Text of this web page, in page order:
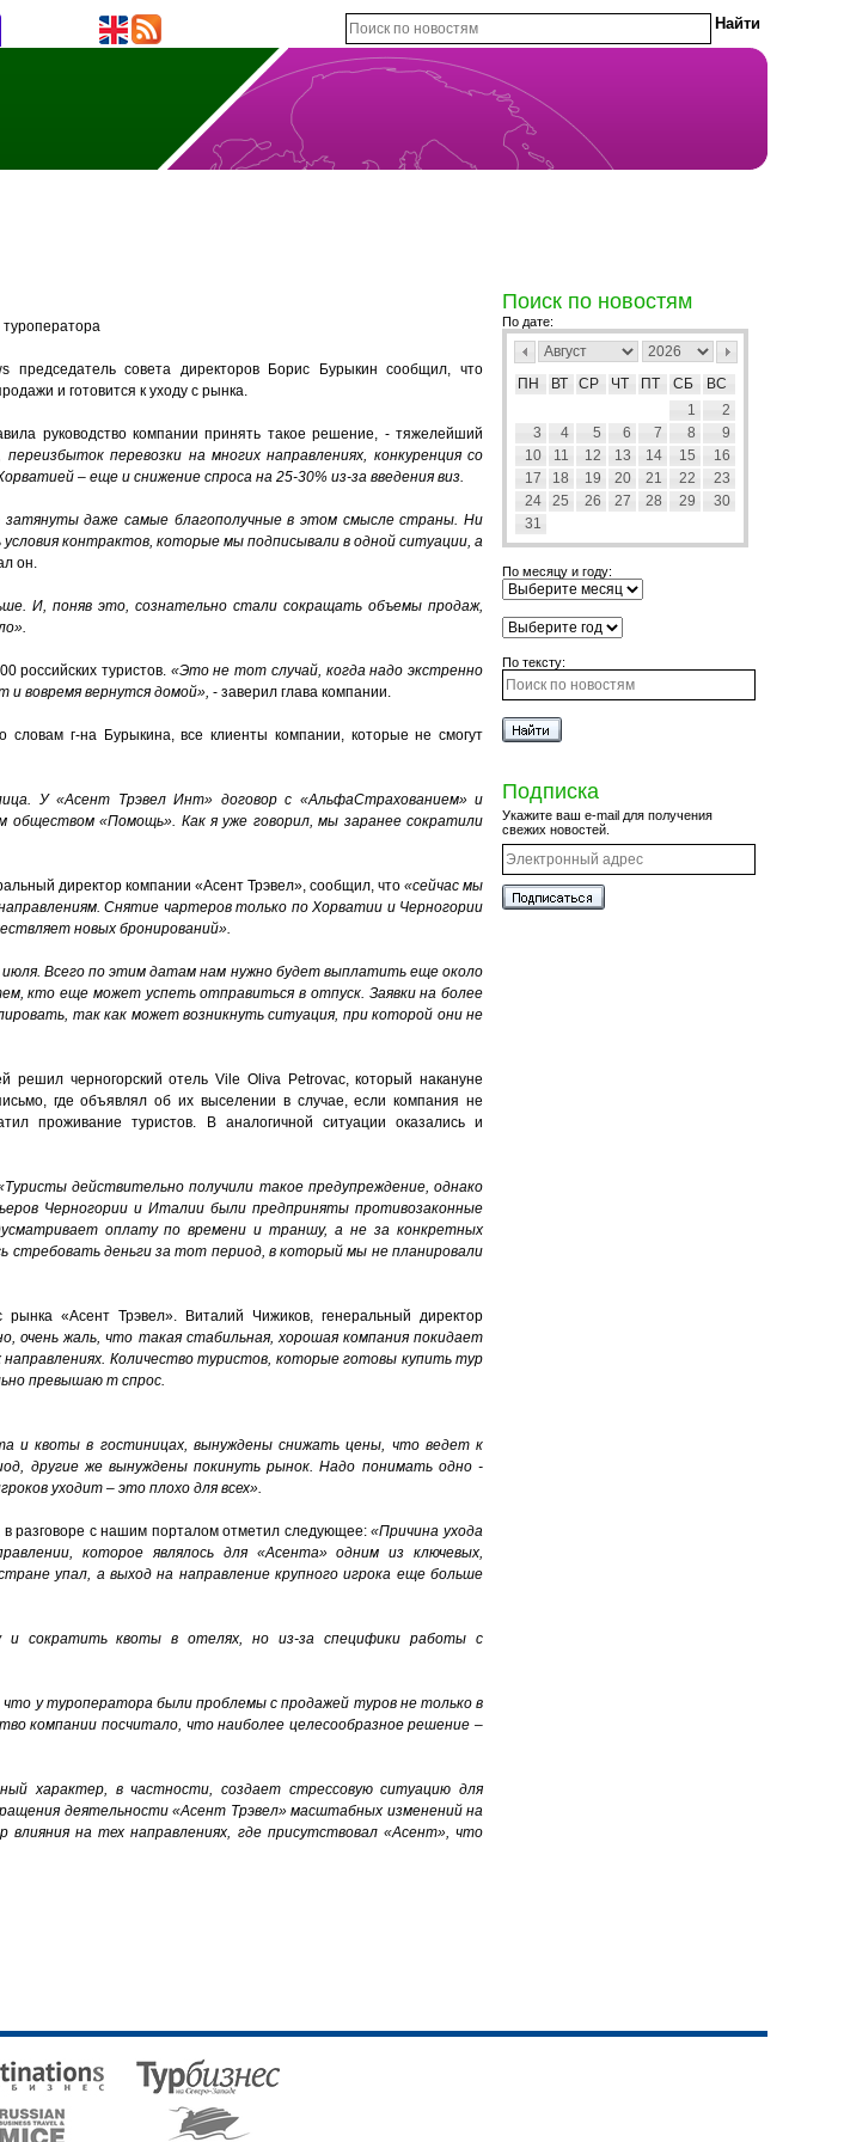
председатель совета директоров Борис Бурыкин сообщил, что
и готовится к уходу с рынка.
руководство компании принять такое решение, - тяжелейший
перевозки на многих направлениях, конкуренция со
– еще и снижение спроса на 25-30% из-за введения виз.
даже самые благополучные в этом смысле страны. Ни
контрактов, которые мы подписывали в одной ситуации, а
он.
И, поняв это, сознательно стали сокращать объемы продаж,
российских туристов. «Это не тот случай, когда надо экстренно
и вовремя вернутся домой», - заверил глава компании.
г-на Бурыкина, все клиенты компании, которые не смогут
У «Асент Трэвел Инт» договор с «АльфаСтрахованием» и
«Помощь». Как я уже говорил, мы заранее сократили
директор компании «Асент Трэвел», сообщил, что «сейчас мы
Снятие чартеров только по Хорватии и Черногории
новых бронирований».
Всего по этим датам нам нужно будет выплатить еще около
кто еще может успеть отправиться в отпуск. Заявки на более
так как может возникнуть ситуация, при которой они не
решил черногорский отель Vile Oliva Petrovac, который накануне
где объявлял об их выселении в случае, если компания не
проживание туристов. В аналогичной ситуации оказались и
действительно получили такое предупреждение, однако
Черногории и Италии были предприняты противозаконные
оплату по времени и траншу, а не за конкретных
стребовать деньги за тот период, в который мы не планировали
рынка «Асент Трэвел».
Виталий Чижиков, генеральный директор
очень жаль, что такая стабильная, хорошая компания покидает
Количество туристов, которые готовы купить тур
превышаю т спрос.
и квоты в гостиницах, вынуждены снижать цены, что ведет к
другие же вынуждены покинуть рынок. Надо понимать одно -
уходит – это плохо для всех».
разговоре с нашим порталом отметил следующее: «Причина ухода
которое являлось для «Асента» одним из ключевых,
упал, а выход на направление крупного игрока еще больше
и сократить квоты в отелях, но из-за специфики работы с
у туроператора были проблемы с продажей туров не только в
компании посчитало, что наиболее целесообразное решение –
характер, в частности, создает стрессовую ситуацию для
деятельности «Асент Трэвел» масштабных изменений на
на тех направлениях, где присутствовал «Асент», что
Поиск по новостям
По дате:
ПН ВТ СР ЧТ ПТ СБ
ВС
1
2
3
4 5 6 7 8
9
10
11 12 13 14 15
16
17
18 19 20 21 22
23
24
25 26 27 28 29
30
31
По месяцу и году:
По тексту:
Подписка
Укажите ваш e-mail для получения
свежих новостей.